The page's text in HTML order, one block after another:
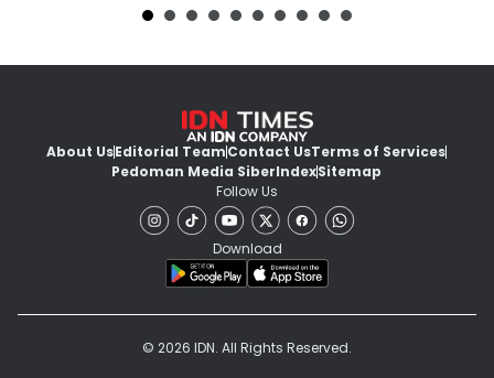
About UsEditorial TeamContact UsTerms of Services
Pedoman Media SiberIndexSitemap
Follow Us
Download
© 2026 IDN. All Rights Reserved.